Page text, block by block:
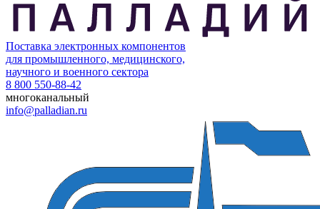
Поставка электронных компонентов
для промышленного, медицинского,
научного и военного сектора
8 800 550-88-42
многоканальный
info@palladian.ru